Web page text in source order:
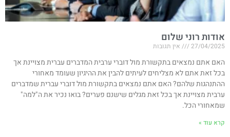
אודות רוני שלום
27/04/2025 אין תגובות
האם אתם נמצאים בתקשורת מול דוברי ערבית המדברים עברית מצויינת אך
בכל זאת אתם לא מצליחים לעיתים להבין את ההיגיון שעומד מאחורי
ההתנהגות שלהם? האם אתם נמצאים בתקשורת מול דוברי עברית שמדברים
ערבית מצויינת אך בכל זאת מגלים שישנם פערים? בואו נכיר את ה"למה"
שמאחורי הכל.
קרא עוד »